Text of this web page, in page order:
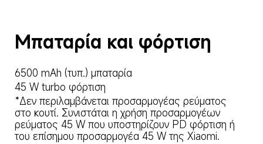
Μπαταρία και φόρτιση
6500 mAh (τυπ.) μπαταρία
45 W turbo φόρτιση
*Δεν περιλαμβάνεται προσαρμογέας ρεύματος
στο κουτί. Συνιστάται η χρήση προσαρμογέων
ρεύματος 45 W που υποστηρίζουν PD φόρτιση ή
του επίσημου προσαρμογέα 45 W της Xiaomi.